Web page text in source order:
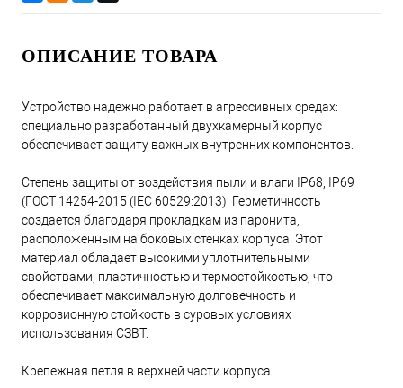
ОПИСАНИЕ ТОВАРА
Устройство надежно работает в агрессивных средах:
специально разработанный двухкамерный корпус
обеспечивает защиту важных внутренних компонентов.
Степень защиты от воздействия пыли и влаги IP68, IP69
(ГОСТ 14254-2015 (IEC 60529:2013). Герметичность
создается благодаря прокладкам из паронита,
расположенным на боковых стенках корпуса. Этот
материал обладает высокими уплотнительными
свойствами, пластичностью и термостойкостью, что
обеспечивает максимальную долговечность и
коррозионную стойкость в суровых условиях
использования СЗВТ.
Крепежная петля в верхней части корпуса.